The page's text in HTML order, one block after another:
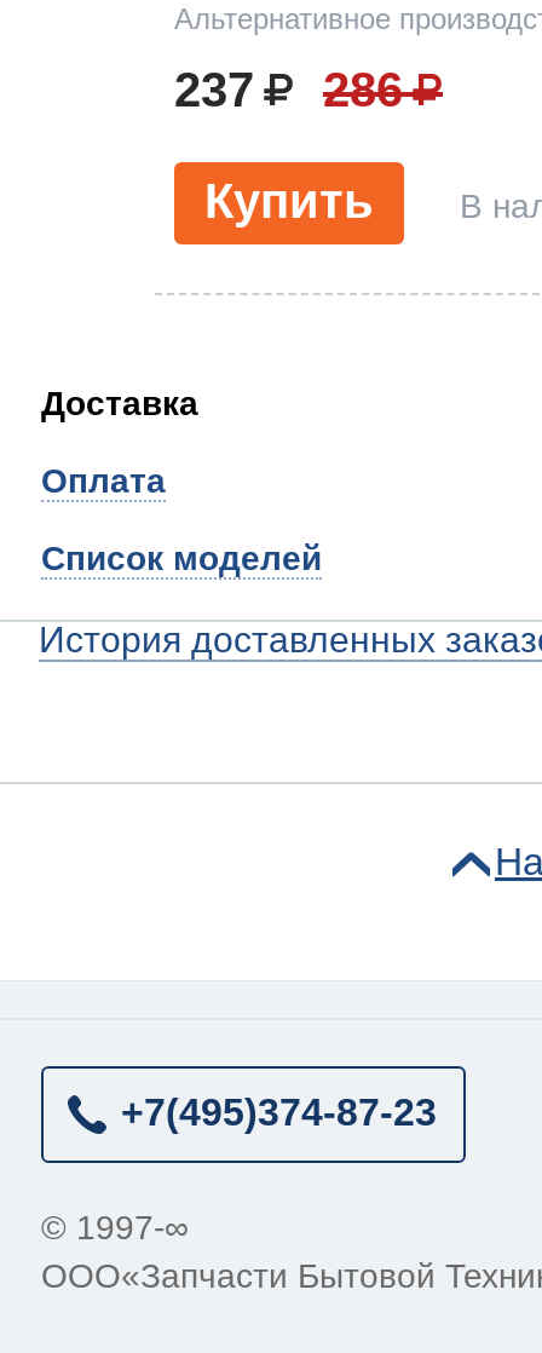
Альтернативное
237 286
Купить В
Доставка
Оплата
Список моделей
История доставленных
+7(495)374-87-23
© 1997-∞
ООО«Запчасти Бытовой